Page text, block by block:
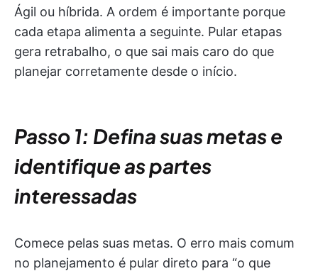
Ágil ou híbrida. A ordem é importante porque
cada etapa alimenta a seguinte. Pular etapas
gera retrabalho, o que sai mais caro do que
planejar corretamente desde o início.
Passo 1: Defina suas metas e
identifique as partes
interessadas
Comece pelas suas metas. O erro mais comum
no planejamento é pular direto para “o que